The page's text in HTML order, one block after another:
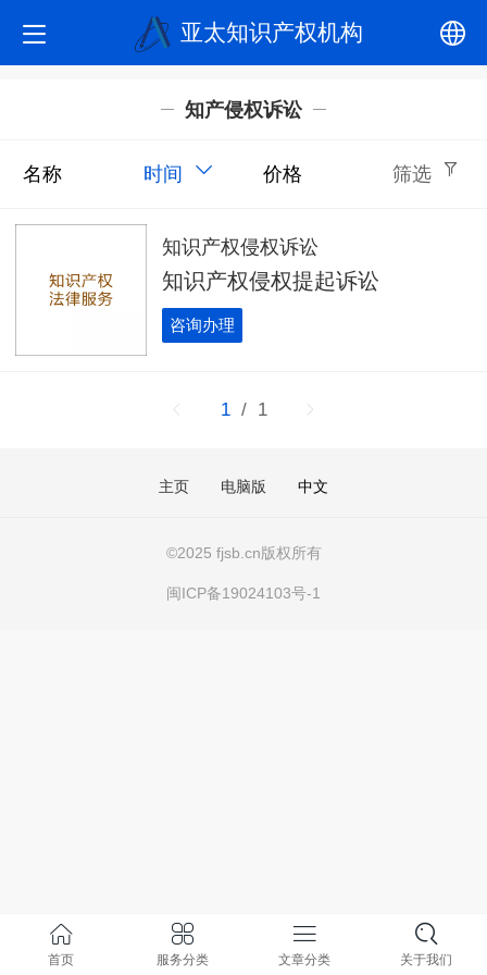
亚太知识产权机构
知产侵权诉讼
名称 时间 价格 筛选
知识产权侵权诉讼
知识产权侵权提起诉讼
咨询办理
1 / 1
主页 电脑版 中文
©2025 fjsb.cn版权所有
闽ICP备19024103号-1
首页 服务分类 文章分类 关于我们